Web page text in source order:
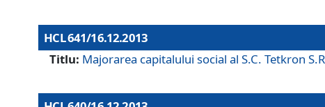
HCL 641/16.12.2013
Titlu: Majorarea capitalului social al S.C. Tetkron